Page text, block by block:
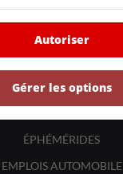
VOITURES NEUVES
VOITURES ÉCOLOS
VOITURES CLASSIQUES
COMPARATIFS
ÉPHÉMÉRIDES
EMPLOIS AUTOMOBILE
Autoriser
Gérer les options